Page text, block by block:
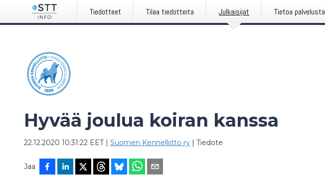
Tiedotteet Tilaa tiedotteita Julkaisijat Tietoa palvelusta
Hyvää joulua koiran kanssa
22.12.2020 10:31:22 EET| Suomen Kennelliitto ry | Tiedote
Jaa